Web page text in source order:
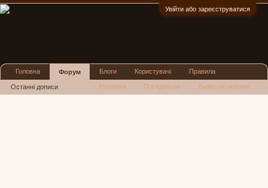
Увійти або зареєструватися
Головна Форум
Останні дописи
Блоги Користувачі Правила
Реклама Посиденьки Львівські новини